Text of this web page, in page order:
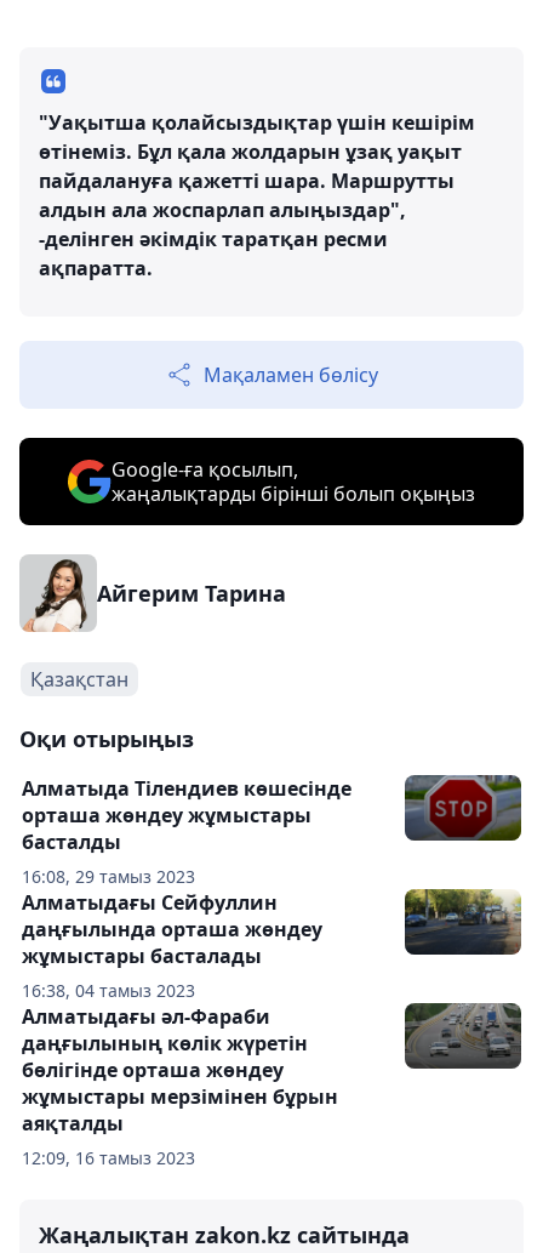
"Уақытша қолайсыздықтар үшін кешірім
өтінеміз. Бұл қала жолдарын ұзақ уақыт
пайдалануға қажетті шара. Маршрутты
алдын ала жоспарлап алыңыздар",
-делінген әкімдік таратқан ресми
ақпаратта.
Мақаламен бөлісу
Google-ға қосылып,
жаңалықтарды бірінші болып оқыңыз
Айгерим Тарина
Қазақстан
Оқи отырыңыз
16:08, 29 тамыз 2023
Алматыда Тілендиев көшесінде
орташа жөндеу жұмыстары
басталды
16:38, 04 тамыз 2023
Алматыдағы Сейфуллин
даңғылында орташа жөндеу
жұмыстары басталады
12:09, 16 тамыз 2023
Алматыдағы әл-Фараби
даңғылының көлік жүретін
бөлігінде орташа жөндеу
жұмыстары мерзімінен бұрын
аяқталды
Жаңалықтан zakon.kz сайтында